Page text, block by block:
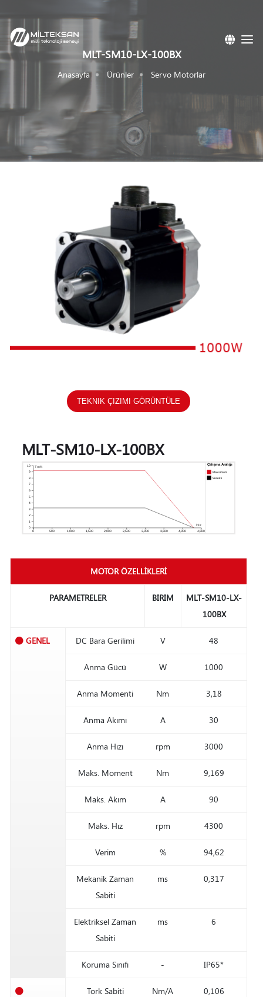
MLT-SM10-LX-100BX
Anasayfa Ürünler Servo Motorlar
TEKNIK ÇIZIMI GÖRÜNTÜLE
MLT-SM10-LX-100BX
MOTOR ÖZELLİKLERİ
PARAMETRELER BIRIM
MLT-SM10-LX-
100BX
GENEL DC Bara Gerilimi V 48
Anma Gücü W 1000
Anma Momenti Nm 3,18
Anma Akımı A 30
Anma Hızı rpm 3000
Maks. Moment Nm 9,169
Maks. Akım A 90
Maks. Hız rpm 4300
Verim % 94,62
Mekanik Zaman
Sabiti
ms 0,317
Elektriksel Zaman
Sabiti
ms 6
Koruma Sınıfı - IP65*
Tork Sabiti Nm/A 0,106